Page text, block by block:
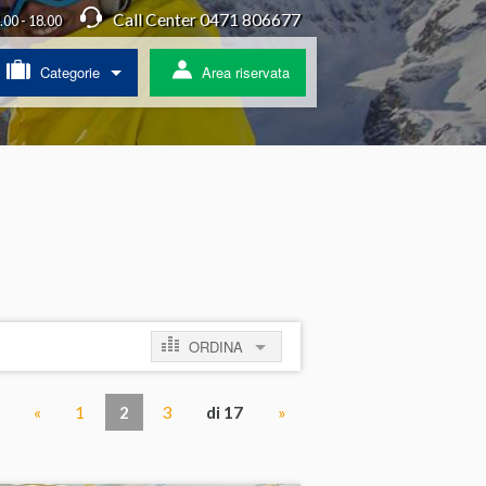
- 18.00 Call Center 0471 806677
Categorie Area riservata
ORDINA
« 1 2 3 di 17 »